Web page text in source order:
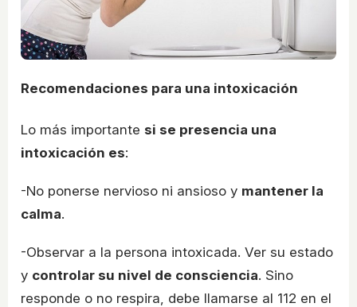
Recomendaciones para una intoxicación
Lo más importante si se presencia una
intoxicación es:
-No ponerse nervioso ni ansioso y mantener la
calma.
-Observar a la persona intoxicada. Ver su estado
y controlar su nivel de consciencia. Sino
responde o no respira, debe llamarse al 112 en el